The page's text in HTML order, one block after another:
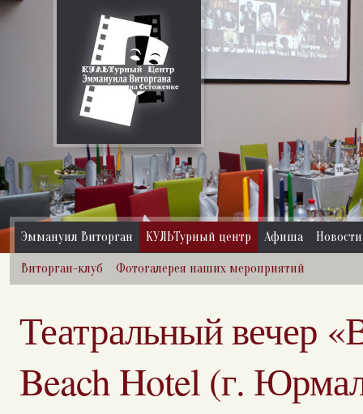
Эммануил Виторган КУЛЬТурный центр Афиша Новости
Виторган-клуб Фотогалерея наших мероприятий
Театральный вечер
Beach Hotel (г.